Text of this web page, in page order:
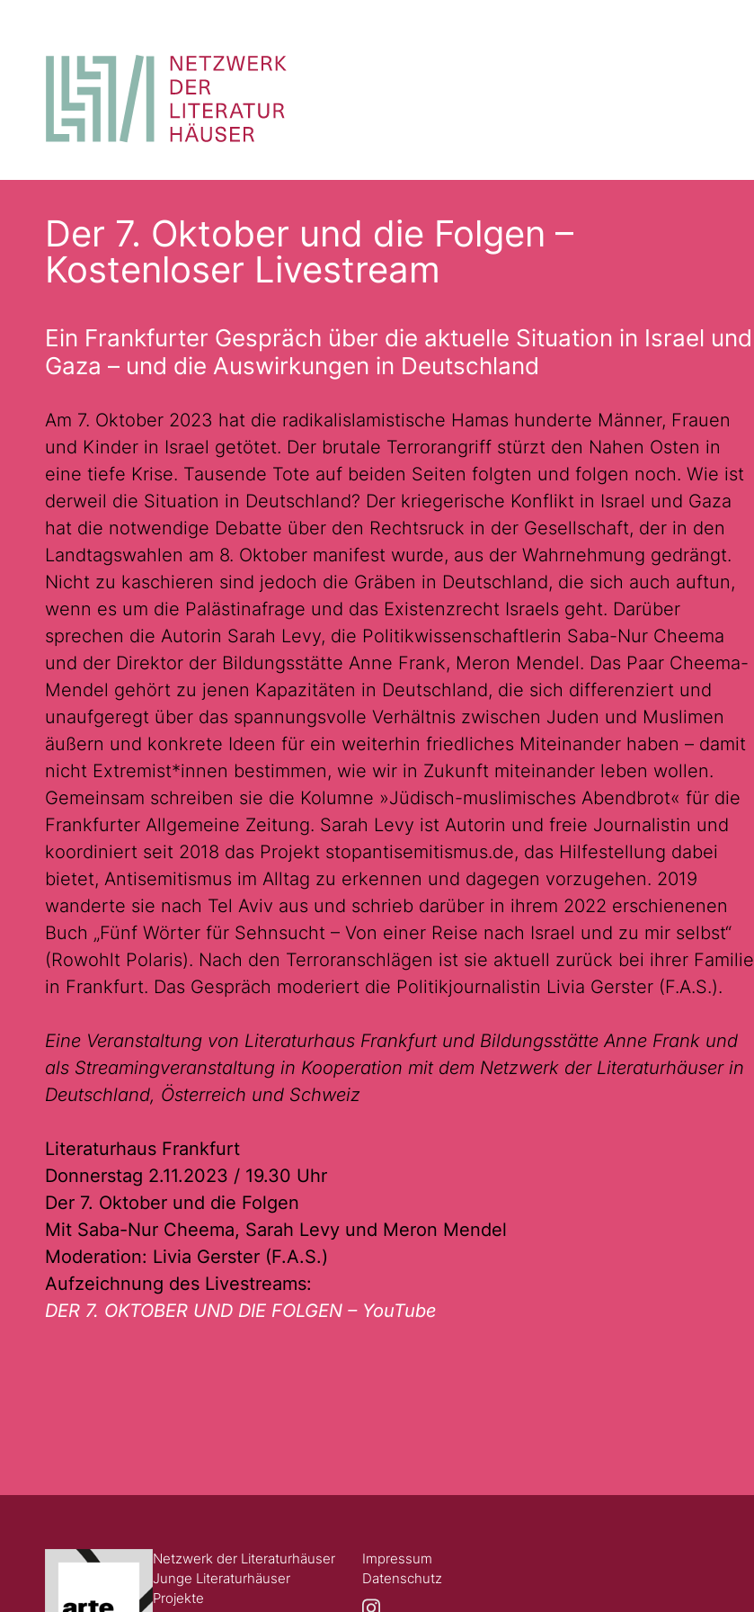
springenDer 7. Oktober und die Folgen –
Kostenloser Livestream
Ein Frankfurter Gespräch über die aktuelle Situation in Israel und
Gaza – und die Auswirkungen in Deutschland
Am 7. Oktober 2023 hat die radikalislamistische Hamas hunderte Männer, Frauen
und Kinder in Israel getötet. Der brutale Terrorangriff stürzt den Nahen Osten in
eine tiefe Krise. Tausende Tote auf beiden Seiten folgten und folgen noch. Wie ist
derweil die Situation in Deutschland? Der kriegerische Konflikt in Israel und Gaza
hat die notwendige Debatte über den Rechtsruck in der Gesellschaft, der in den
Landtagswahlen am 8. Oktober manifest wurde, aus der Wahrnehmung gedrängt.
Nicht zu kaschieren sind jedoch die Gräben in Deutschland, die sich auch auftun,
wenn es um die Palästinafrage und das Existenzrecht Israels geht. Darüber
sprechen die Autorin Sarah Levy, die Politikwissenschaftlerin Saba-Nur Cheema
und der Direktor der Bildungsstätte Anne Frank, Meron Mendel. Das Paar Cheema-
Mendel gehört zu jenen Kapazitäten in Deutschland, die sich differenziert und
unaufgeregt über das spannungsvolle Verhältnis zwischen Juden und Muslimen
äußern und konkrete Ideen für ein weiterhin friedliches Miteinander haben – damit
nicht Extremist*innen bestimmen, wie wir in Zukunft miteinander leben wollen.
Gemeinsam schreiben sie die Kolumne »Jüdisch-muslimisches Abendbrot« für die
Frankfurter Allgemeine Zeitung. Sarah Levy ist Autorin und freie Journalistin und
koordiniert seit 2018 das Projekt stopantisemitismus.de, das Hilfestellung dabei
bietet, Antisemitismus im Alltag zu erkennen und dagegen vorzugehen. 2019
wanderte sie nach Tel Aviv aus und schrieb darüber in ihrem 2022 erschienenen
Buch „Fünf Wörter für Sehnsucht – Von einer Reise nach Israel und zu mir selbst“
(Rowohlt Polaris). Nach den Terroranschlägen ist sie aktuell zurück bei ihrer Familie
in Frankfurt. Das Gespräch moderiert die Politikjournalistin Livia Gerster (F.A.S.).
Eine Veranstaltung von Literaturhaus Frankfurt und Bildungsstätte Anne Frank und
als Streamingveranstaltung in Kooperation mit dem Netzwerk der Literaturhäuser in
Deutschland, Österreich und Schweiz
Literaturhaus Frankfurt
Donnerstag 2.11.2023 / 19.30 Uhr
Der 7. Oktober und die Folgen
Mit Saba-Nur Cheema, Sarah Levy und Meron Mendel
Moderation: Livia Gerster (F.A.S.)
Aufzeichnung des Livestreams:
DER 7. OKTOBER UND DIE FOLGEN – YouTube
Netzwerk der Literaturhäuser
Junge Literaturhäuser
Projekte
Impressum
Datenschutz